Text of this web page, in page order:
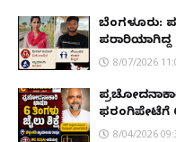
ಬೆಂಗಳೂರು:
8/07/2026
ಫರಂಗಿಪೇಟೆಗೆ
8/04/2026